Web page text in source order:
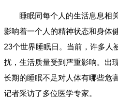
睡眠同每个人的生活息息相
影响着一个人的精神状态和身体
23个世界睡眠日。当前，许多人
扰，生活质量受到严重影响。出
长期的睡眠不足对人体有哪些危
记者采访了多位医学专家。